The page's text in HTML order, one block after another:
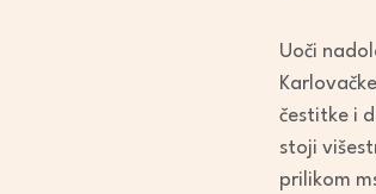
Uoči
čestitke i
stoji
prilikom